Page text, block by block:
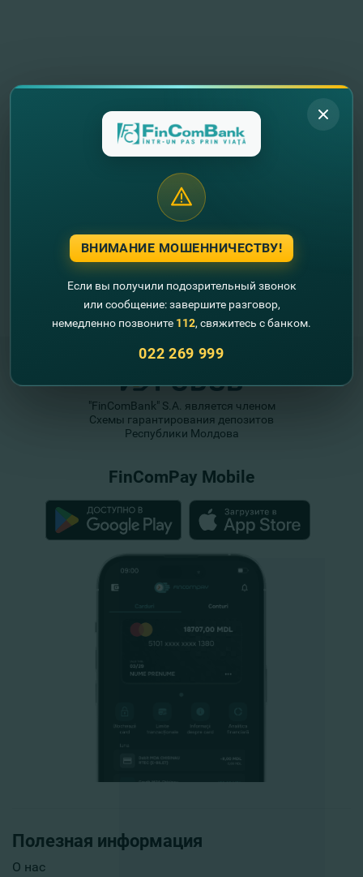
Другие новости
Полезная информация
О нас
"FinComBank" S.A. является членом
Схемы гарантирования депозитов
Республики Молдова
FinComPay Mobile
ВНИМАНИЕ МОШЕННИЧЕСТВУ!
Если вы получили подозрительный звонок
или сообщение: завершите разговор,
немедленно позвоните 112, свяжитесь с банком.
022 269 999